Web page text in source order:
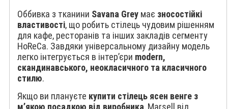
Оббивка з тканини Savana Grey має зносостійкі
властивості, що робить стілець чудовим рішенням
для кафе, ресторанів та інших закладів сегменту
HoReCa. Завдяки універсальному дизайну модель
легко інтегрується в інтер’єри modern,
скандинавського, неокласичного та класичного
стилю.
Якщо ви плануєте купити стілець ясен венге з
м’якою посадкою від виробника, Marsell від